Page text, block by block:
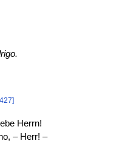
Herrn!
– Herr! –